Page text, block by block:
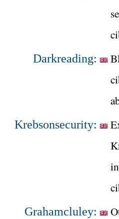
Darkreading:
Krebsonsecurity:
Grahamcluley: